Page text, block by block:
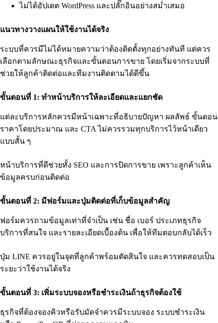
ไม่ได้อัปเดต WordPress และปลั๊กอินอย่างสม่ำเสมอ
แนวทางวางแผนให้ใช้งานได้จริง
ระบบที่ควรมีไม่ได้หมายความว่าต้องติดตั้งทุกอย่างทันที แต่ควร
เลือกตามลักษณะธุรกิจและขั้นตอนการขาย โดยเริ่มจากระบบที่
ช่วยให้ลูกค้าติดต่อและทีมงานติดตามได้ดีขึ้น
ขั้นตอนที่ 1: ทำหน้าบริการให้ละเอียดและแยกชัด
แต่ละบริการหลักควรมีหน้าเฉพาะที่อธิบายปัญหา ผลลัพธ์ ขั้นตอน
ราคาโดยประมาณ และ CTA ไม่ควรรวมทุกบริการไว้หน้าเดียว
แบบสั้น ๆ
หน้าบริการที่ดีช่วยทั้ง SEO และการปิดการขาย เพราะลูกค้าเห็น
ข้อมูลครบก่อนติดต่อ
ขั้นตอนที่ 2: มีฟอร์มและปุ่มติดต่อที่เก็บข้อมูลสำคัญ
ฟอร์มควรถามข้อมูลเท่าที่จำเป็น เช่น ชื่อ เบอร์ ประเภทธุรกิจ
บริการที่สนใจ และรายละเอียดเบื้องต้น เพื่อให้ทีมตอบกลับได้เร็ว
ปุ่ม LINE ควรอยู่ในจุดที่ลูกค้าพร้อมตัดสินใจ และควรทดสอบเป็น
ระยะว่าใช้งานได้จริง
ขั้นตอนที่ 3: เพิ่มระบบจองหรือชำระเงินถ้าธุรกิจต้องใช้
ธุรกิจที่ต้องจองคิวหรือรับมัดจำควรมีระบบจอง ระบบชำระเงิน